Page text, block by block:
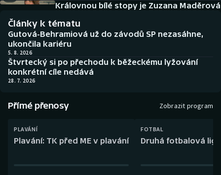
Biatlon
Boby a skeleton
Curling
Dostihy
Aplikace ČT sport
AZ kvíz
Královnou bílé stopy je Zuzana Maděrová
Články k tématu
Gutová-Behramiová už do závodů SP nezasáhne,
ukončila kariéru
5. 8. 2026
Štvrtecký si po přechodu k běžeckému lyžování
konkrétní cíle nedává
28. 7. 2026
Přímé přenosy Zobrazit program
PLAVÁNÍ
Plavání: TK před ME v plavání
FOTBAL
Druhá fotbalová